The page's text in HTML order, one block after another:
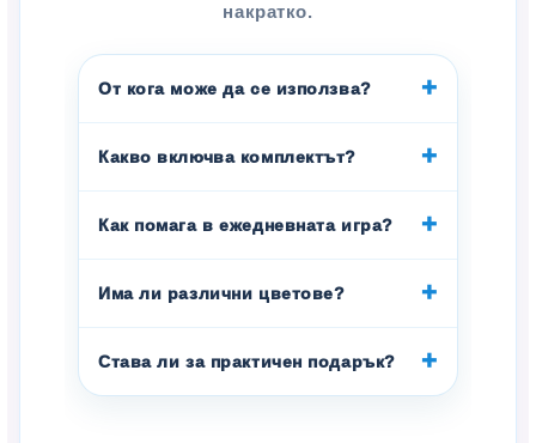
накратко.
От кога може да се използва?
Какво включва комплектът?
Как помага в ежедневната игра?
Има ли различни цветове?
Става ли за практичен подарък?